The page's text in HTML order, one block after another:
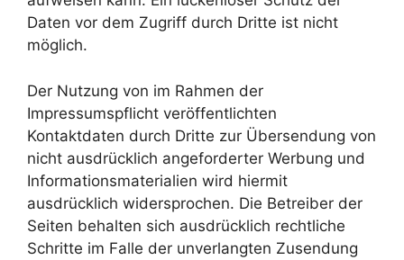
Daten vor dem Zugriff durch Dritte ist nicht
möglich.
Der Nutzung von im Rahmen der
Impressumspflicht veröffentlichten
Kontaktdaten durch Dritte zur Übersendung von
nicht ausdrücklich angeforderter Werbung und
Informationsmaterialien wird hiermit
ausdrücklich widersprochen. Die Betreiber der
Seiten behalten sich ausdrücklich rechtliche
Schritte im Falle der unverlangten Zusendung